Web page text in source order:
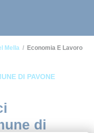
Mella Economia E Lavoro
DI PAVONE
di